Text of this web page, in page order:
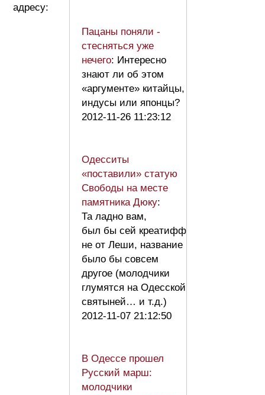
адресу:
Пацаны поняли -
стесняться уже
нечего: Интересно
знают ли об этом
«аргументе» китайцы,
индусы или японцы?
2012-11-26 11:23:12
Одесситы
«поставили» статую
Свободы на месте
памятника Дюку:
Та ладно вам,
был бы сей креатифф
не от Леши, название
было бы совсем
другое (молодчики
глумятся на Одесской
святыней… и т.д.)
2012-11-07 21:12:50
В Одессе прошел
Русский марш:
молодчики